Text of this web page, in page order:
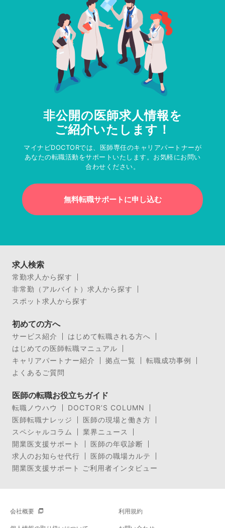
非公開の医師求人情報を
ご紹介いたします！
マイナビDOCTORでは、医師専任のキャリアパートナーが
あなたの転職活動をサポートいたします。お気軽にお問い
合わせください。
無料転職サポートに申し込む
求人検索
常勤求人から探す
非常勤（アルバイト）求人から探す
スポット求人から探す
初めての方へ
サービス紹介
はじめて転職される方へ
はじめての医師転職マニュアル
キャリアパートナー紹介
拠点一覧
転職成功事例
よくあるご質問
医師の転職お役立ちガイド
転職ノウハウ
DOCTOR’S COLUMN
医師転職ナレッジ
医師の現場と働き方
スペシャルコラム
業界ニュース
開業医支援サポート
医師の年収診断
求人のお知らせ代行
医師の職場カルテ
開業医支援サポート ご利用者インタビュー
会社概要 利用規約